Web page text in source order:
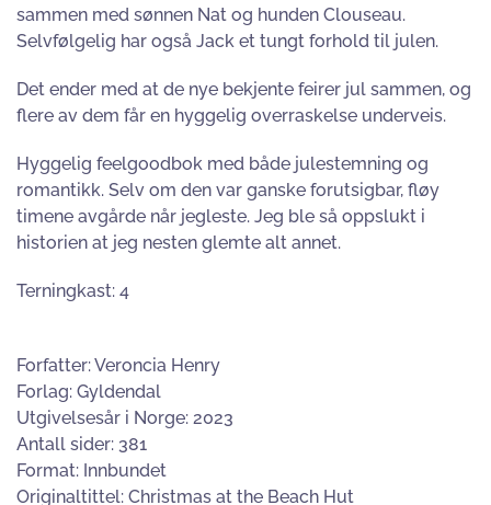
sammen med sønnen Nat og hunden Clouseau.
Selvfølgelig har også Jack et tungt forhold til julen.
Det ender med at de nye bekjente feirer jul sammen, og
flere av dem får en hyggelig overraskelse underveis.
Hyggelig feelgoodbok med både julestemning og
romantikk. Selv om den var ganske forutsigbar, fløy
timene avgårde når jegleste. Jeg ble så oppslukt i
historien at jeg nesten glemte alt annet.
Terningkast: 4
Forfatter: Veroncia Henry
Forlag: Gyldendal
Utgivelsesår i Norge: 2023
Antall sider: 381
Format: Innbundet
Originaltittel: Christmas at the Beach Hut